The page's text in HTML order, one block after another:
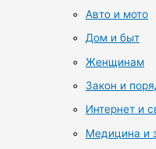
Авто и мото
Дом и быт
Женщинам
Закон и
Интернет и
Медицина и